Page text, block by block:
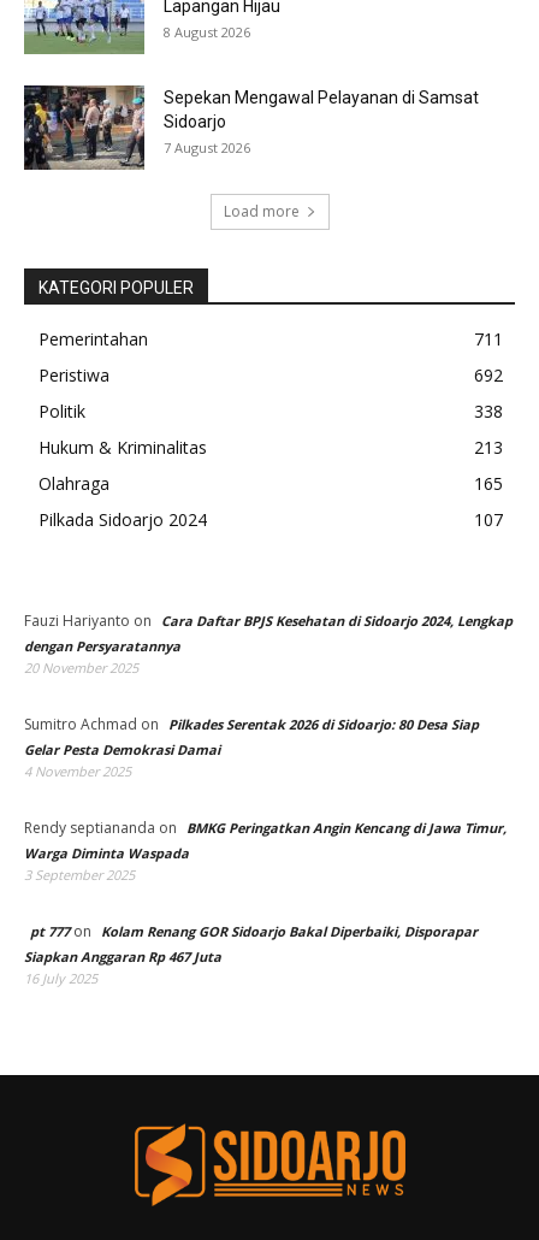
Lapangan Hijau
8 August 2026
Sepekan Mengawal Pelayanan di Samsat
Sidoarjo
7 August 2026
Load more
KATEGORI POPULER
Pemerintahan
711
Peristiwa
692
Politik
338
Hukum & Kriminalitas
213
Olahraga
165
Pilkada Sidoarjo 2024
107
Fauzi Hariyanto on
Cara Daftar BPJS Kesehatan di Sidoarjo 2024, Lengkap
dengan Persyaratannya
20 November 2025
Sumitro Achmad on
Pilkades Serentak 2026 di Sidoarjo: 80 Desa Siap
Gelar Pesta Demokrasi Damai
4 November 2025
Rendy septiananda on
BMKG Peringatkan Angin Kencang di Jawa Timur,
Warga Diminta Waspada
3 September 2025
pt 777on
Kolam Renang GOR Sidoarjo Bakal Diperbaiki, Disporapar
Siapkan Anggaran Rp 467 Juta
16 July 2025